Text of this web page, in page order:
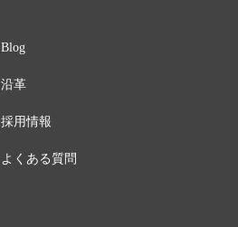
Blog
沿革
採用情報
よくある質問